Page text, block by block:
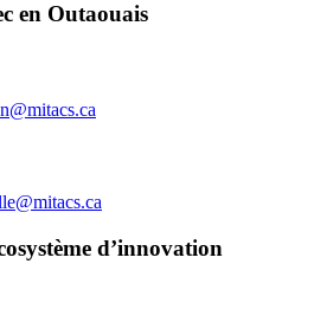
en Outaouais
d’innovation